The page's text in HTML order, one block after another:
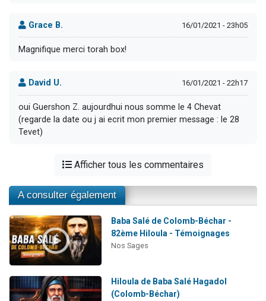
Grace B. 16/01/2021 - 23h05
Magnifique merci torah box!
David U. 16/01/2021 - 22h17
oui Guershon Z. aujourdhui nous somme le 4 Chevat
(regarde la date ou j ai ecrit mon premier message : le 28
Tevet)
Afficher tous les commentaires
A consulter également
Baba Salé de Colomb-Béchar -
82ème Hiloula - Témoignages
Nos Sages
Hiloula de Baba Salé Hagadol
(Colomb-Béchar)